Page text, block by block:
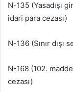
N-135 (Yasadışı
idari para cezası)
N-136 (Sınır dışı
N-168 (102.
cezası)